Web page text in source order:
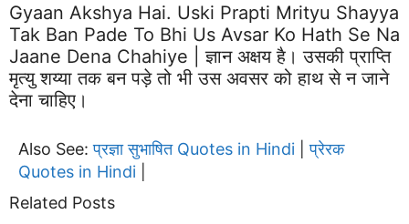
Gyaan Akshya Hai. Uski Prapti Mrityu Shayya
Tak Ban Pade To Bhi Us Avsar Ko Hath Se Na
Jaane Dena Chahiye | ज्ञान अक्षय है। उसकी प्राप्ति
मृत्यु शय्या तक बन पड़े तो भी उस अवसर को हाथ से न जाने
देना चाहिए।
Also See:प्रज्ञा सुभाषित Quotes in Hindi |प्रेरक
Quotes in Hindi
Related Posts